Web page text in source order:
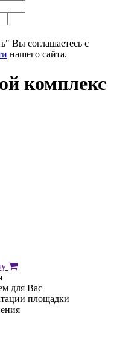
Вы соглашаетесь с
нашего сайта.
комплекс
для Вас
площадки